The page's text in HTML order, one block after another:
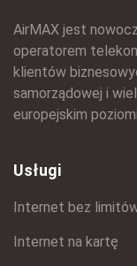
AirMAX jest
operatorem
klientów
samorządowej i
europejskim
Usługi
Internet bez
Internet na kartę